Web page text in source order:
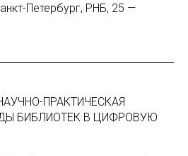
Петербург, РНБ, 25 —
ПРАКТИЧЕСКАЯ
БИБЛИОТЕК В ЦИФРОВУЮ